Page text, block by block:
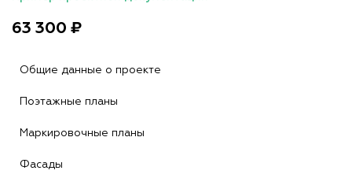
63 300 ₽
Общие данные о проекте
Поэтажные планы
Маркировочные планы
Фасады